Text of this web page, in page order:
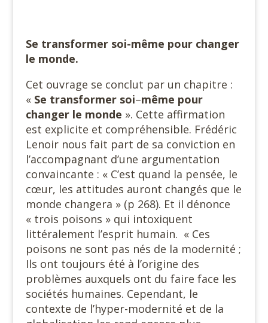
Se transformer soi-même pour changer
le monde.
Cet ouvrage se conclut par un chapitre :
« Se transformer soi–même pour
changer le monde ». Cette affirmation
est explicite et compréhensible. Frédéric
Lenoir nous fait part de sa conviction en
l’accompagnant d’une argumentation
convaincante : « C’est quand la pensée, le
cœur, les attitudes auront changés que le
monde changera » (p 268). Et il dénonce
« trois poisons » qui intoxiquent
littéralement l’esprit humain. « Ces
poisons ne sont pas nés de la modernité ;
Ils ont toujours été à l’origine des
problèmes auxquels ont du faire face les
sociétés humaines. Cependant, le
contexte de l’hyper-modernité et de la